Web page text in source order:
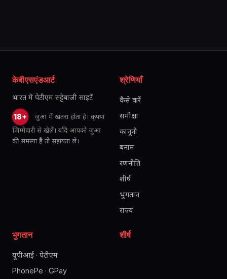
केबीएसएंडआर्ट
भारत में पेटीएम सट्टेबाजी साइटें
18+
जुआ में खतरा होता है। कृपया
जिम्मेदारी से खेलें। यदि आपको जुआ
की समस्या है तो सहायता लें।
श्रेणियाँ
कैसे करें
समीक्षा
कानूनी
बनाम
रणनीति
शीर्ष
भुगतान
राज्य
भुगतान
यूपीआई · पेटीएम
PhonePe · GPay
शीर्ष